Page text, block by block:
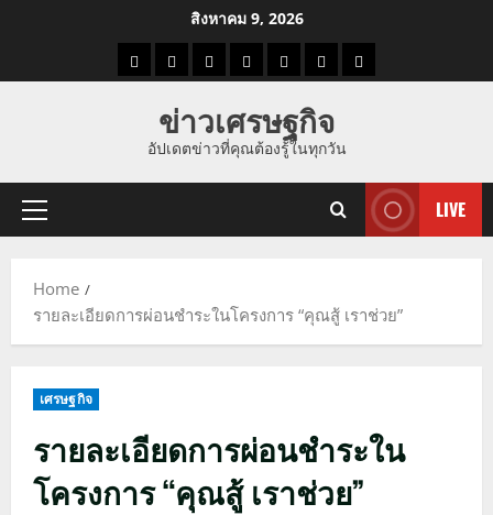
สิงหาคม 9, 2026
ราคาแนว
ราคา
ทอง
ข่าว
นี้
ข่าว
ดูด
ที่
ผู้ชาย
ข่าวเศรษฐกิจ
อัปเดตข่าวที่คุณต้องรู้ในทุกวัน
Primary
LIVE
Home
รายละเอียดการผ่อนชำระในโครงการ “คุณสู้ เราช่วย”
เศรษฐกิจ
รายละเอียดการผ่อนชำระใน
โครงการ “คุณสู้ เราช่วย”